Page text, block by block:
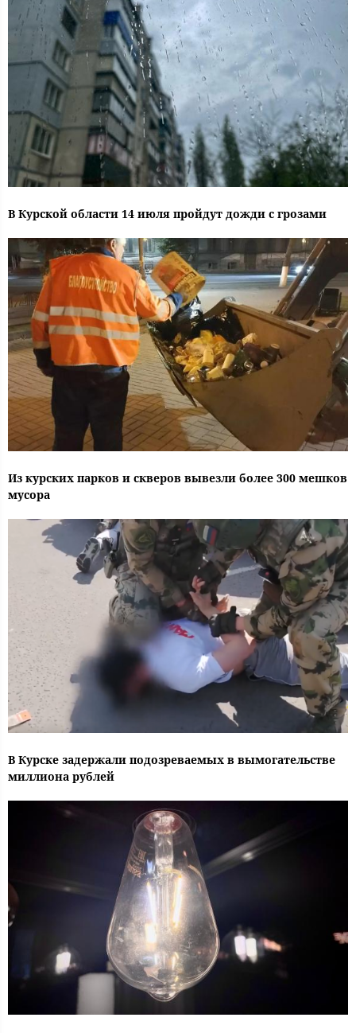
В Курской области 14 июля пройдут дожди с грозами
Из курских парков и скверов вывезли более 300 мешков
мусора
В Курске задержали подозреваемых в вымогательстве
миллиона рублей